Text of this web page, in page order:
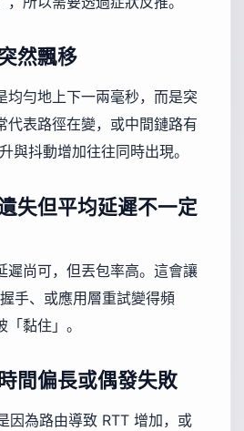
然飄移
均勻地上下一兩毫秒，而是突
代表路徑在變，或中間鏈路有
與抖動增加往往同時出現。
失但平均延遲不一定
遲尚可，但丟包率高。這會讓
手、或應用層重試變得頻
黏住」。
間偏長或偶發失敗
因為路由導致 RTT 增加，或